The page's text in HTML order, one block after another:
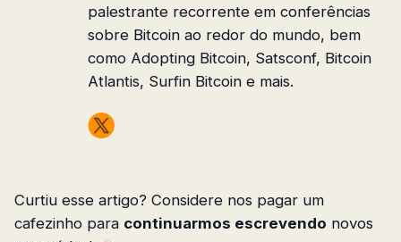
palestrante recorrente em conferências
sobre Bitcoin ao redor do mundo, bem
como Adopting Bitcoin, Satsconf, Bitcoin
Atlantis, Surfin Bitcoin e mais.
Curtiu esse artigo? Considere nos pagar um
cafezinho para continuarmos escrevendo novos